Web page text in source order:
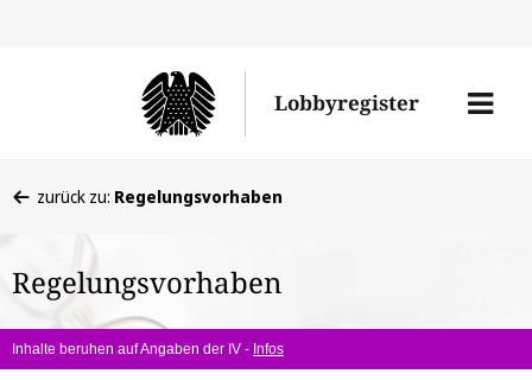
Lobbyregister
Menü
befinden
hier:
zurück zu: Regelungsvorhaben
Regelungsvorhaben
Inhalte beruhen auf Angaben der IV - Infos